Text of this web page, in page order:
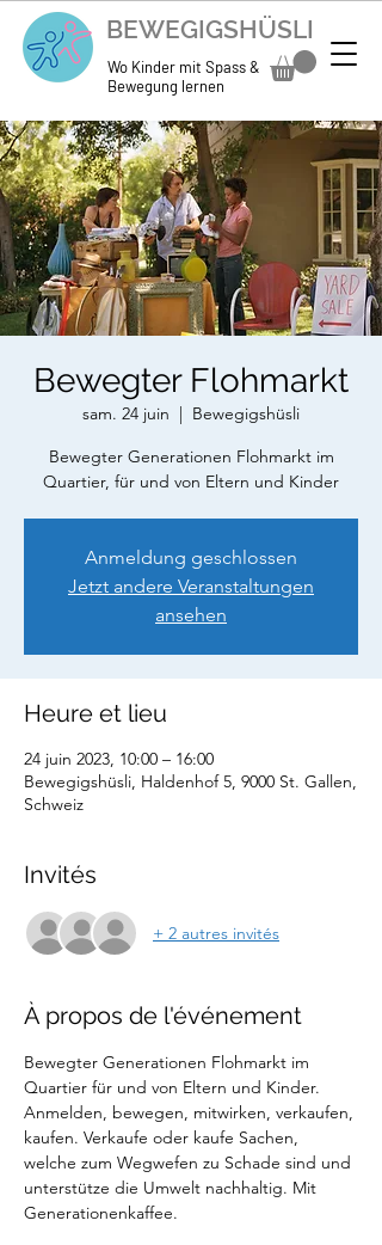
BEWEGIGSHÜSLI
Wo Kinder mit Spass &
Bewegung lernen
Bewegter Flohmarkt
sam. 24 juin
  |
Bewegigshüsli
Bewegter Generationen Flohmarkt im
Anmeldung geschlossen
Jetzt andere Veranstaltungen
ansehen
Heure et lieu
24 juin 2023, 10:00 – 16:00
Bewegigshüsli, Haldenhof 5, 9000 St. Gallen,
Schweiz
Invités
+ 2 autres invités
À propos de l'événement
Bewegter Generationen Flohmarkt im
Quartier für und von Eltern und Kinder.
Anmelden, bewegen, mitwirken, verkaufen,
kaufen. Verkaufe oder kaufe Sachen,
welche zum Wegwefen zu Schade sind und
unterstütze die Umwelt nachhaltig. Mit
Generationenkaffee.